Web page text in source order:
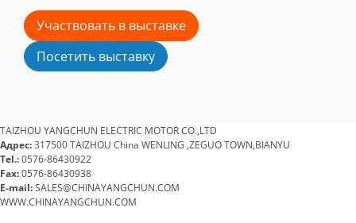
Участвовать в выставке
Посетить выставку
TAIZHOU YANGCHUN ELECTRIC MOTOR CO.,LTD
Адрес:317500 TAIZHOU China WENLING ,ZEGUO TOWN,BIANYU
Tel.:0576-86430922
Fax:0576-86430938
E-mail:SALES@CHINAYANGCHUN.COM
WWW.CHINAYANGCHUN.COM